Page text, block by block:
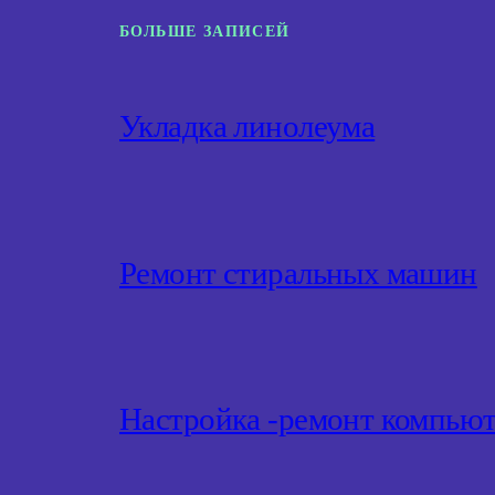
БОЛЬШЕ ЗАПИСЕЙ
Укладка линолеума
Ремонт стиральных машин
Настройка -ремонт